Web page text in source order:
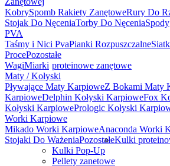
KobrySpomb Rakiety ZanętoweRury Do
Stojak Do NęceniaTorby Do NęceniaSpody
PVA
Taśmy i Nici PvaPianki Rozpuszczalne
ProcePozostałe
WagiMiarki
Maty / Kołyski
Pływające Maty KarpioweZ Bokami Maty
KarpioweDelphin Kołyski KarpioweFox
Kołyski KarpiowePrologic Kołyski
Worki Karpiowe
Mikado Worki KarpioweAnaconda Worki
Stojaki Do WażeniaPozostałe
proteinowe zanętowe
Kulki
Kulki Pop-Up
Pellety zanetowe